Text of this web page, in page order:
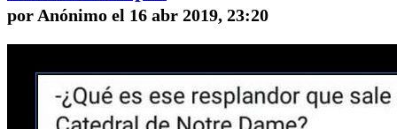
por Anónimo el 16 abr 2019, 23:20